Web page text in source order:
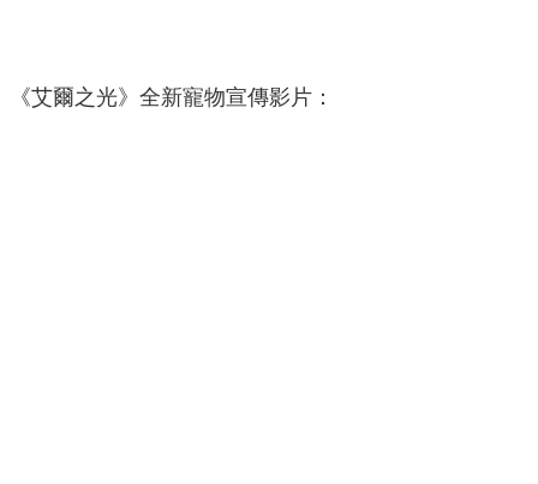
《艾爾之光》全新寵物宣傳影片：